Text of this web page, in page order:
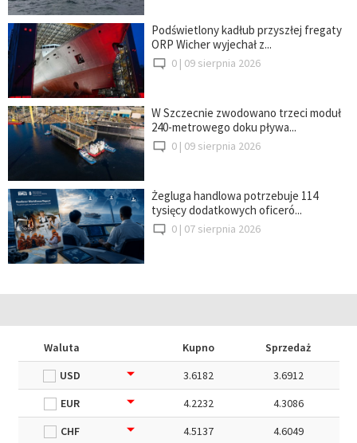
Podświetlony kadłub przyszłej fregaty
ORP Wicher wyjechał z...
0 | 09 sierpnia 2026
W Szczecnie zwodowano trzeci moduł
240-metrowego doku pływa...
0 | 09 sierpnia 2026
Żegluga handlowa potrzebuje 114
tysięcy dodatkowych oficeró...
0 | 07 sierpnia 2026
Waluta Kupno
Sprzedaż
USD
3.6182
3.6912
EUR
4.2232
4.3086
CHF
4.5137
4.6049